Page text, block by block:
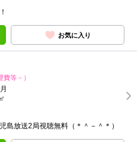
お気に入り
費等－）
島放送2局視聴無料（＊＾－＾＊）